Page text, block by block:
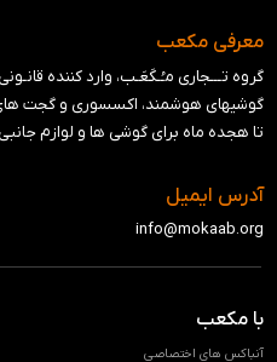
معرفی مکعب
گروه تـــجاری مـُـکَعَـب، وارد کننده قانـونی
گوشیهای هوشمند، اکسسوری و گجت های
تا هجده ماه برای گوشی ها و لوازم جانبی و ‍۱۰ روز ضــمانت بازگشت وجه و همینطور ۱۰ روز ضمانت تعویض کالا , محصولات خود را به بــازار ایران
آدرس ایمیل
info@mokaab.org
با مکعب
آنباکس های اختصاصی